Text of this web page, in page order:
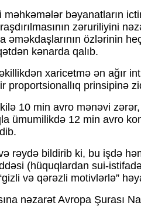
bəyanatların
zəruriliyini
əməkdaşlarının özlərinin
kənarda qalıb.
xaricetmə ən ağır
proportsionallıq prinsipinə
10 min avro mənəvi
ümumilikdə 12 min avro
rəydə bildirib ki, bu işdə
(hüquqlardan sui-
və qərəzli motivlərlə”
nəzarət Avropa Şurası